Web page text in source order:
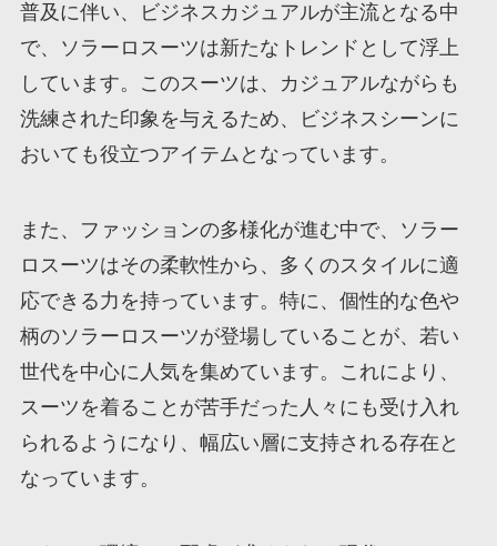
普及に伴い、ビジネスカジュアルが主流となる中
で、ソラーロスーツは新たなトレンドとして浮上
しています。このスーツは、カジュアルながらも
洗練された印象を与えるため、ビジネスシーンに
おいても役立つアイテムとなっています。
また、ファッションの多様化が進む中で、ソラー
ロスーツはその柔軟性から、多くのスタイルに適
応できる力を持っています。特に、個性的な色や
柄のソラーロスーツが登場していることが、若い
世代を中心に人気を集めています。これにより、
スーツを着ることが苦手だった人々にも受け入れ
られるようになり、幅広い層に支持される存在と
なっています。